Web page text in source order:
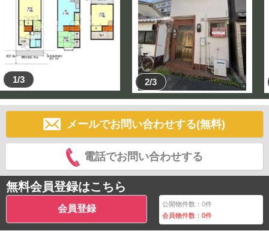
1/3 2/3
メールでお問い合わせする(無料)
電話でお問い合わせする
無料会員登録はこちら
会員登録 公開物件数：0件
会員物件数：0件